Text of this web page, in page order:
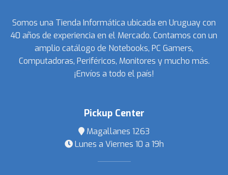
Somos una Tienda Informática ubicada en Uruguay con
40 años de experiencia en el Mercado. Contamos con un
amplio catálogo de Notebooks, PC Gamers,
Computadoras, Periféricos, Monitores y mucho más.
¡Envíos a todo el país!
Pickup Center
Magallanes 1263
Lunes a Viernes 10 a 19h